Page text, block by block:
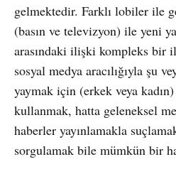
gelmektedir. Farklı lobiler ile
(basın ve televizyon) ile yeni
arasındaki ilişki kompleks bir
sosyal medya aracılığıyla şu
yaymak için (erkek veya
kullanmak, hatta geleneksel
haberler yayınlamakla
sorgulamak bile mümkün bir